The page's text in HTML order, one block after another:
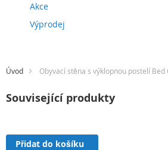
Akce
Výprodej
Úvod Obyvací stěna s výklopnou postelí Bed
Související produkty
Přidat do košíku